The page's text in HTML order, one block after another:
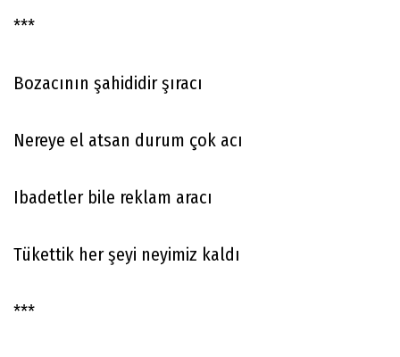
***
Bozacının şahididir şıracı
Nereye el atsan durum çok acı
Ibadetler bile reklam aracı
Tükettik her şeyi neyimiz kaldı
***